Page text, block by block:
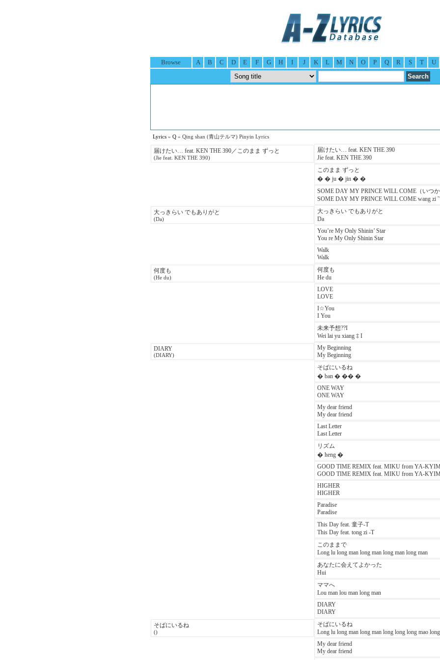
Browse A B C D E F G H I J K L M N O P Q R S T U
Lyrics » Q » Qing shan (青山テルマ) Pinyin Lyrics
届けたい… feat. KEN THE 390／このまま ずっと
(Jie feat. KEN THE 390)
届けたい… feat. KEN THE 390
Jie feat. KEN THE 390
このまま ずっと
� � ju � jin � �
SOME DAY MY PRINCE WILL COME（いつか
SOME DAY MY PRINCE WILL COME wang zi
大っきらい でもありがと
(Da)
大っきらい でもありがと
Da
You’re My Only Shinin’ Star
You re My Only Shinin Star
Walk
Walk
何度も
(He du)
何度も
He du
LOVE
LOVE
I☆You
I You
未来予想??I
Wei lai yu xiang ‡ I
DIARY
(DIARY)
My Beginning
My Beginning
そばにいるね
� ban � �� �
ONE WAY
ONE WAY
My dear friend
My dear friend
Last Letter
Last Letter
リズム
� heng �
GOOD TIME REMIX feat. MIKU from YA-KYIM
GOOD TIME REMIX feat. MIKU from YA-KYIM
HIGHER
HIGHER
Paradise
Paradise
This Day feat. 童子-T
This Day feat. tong zi -T
このままで
Long lu long man long man long man long man
あなたに会えてよかった
Hui
ママへ
Lou man lou man long man
DIARY
DIARY
そばにいるね
()
そばにいるね
Long lu long man long man long long long mao
My dear friend
My dear friend